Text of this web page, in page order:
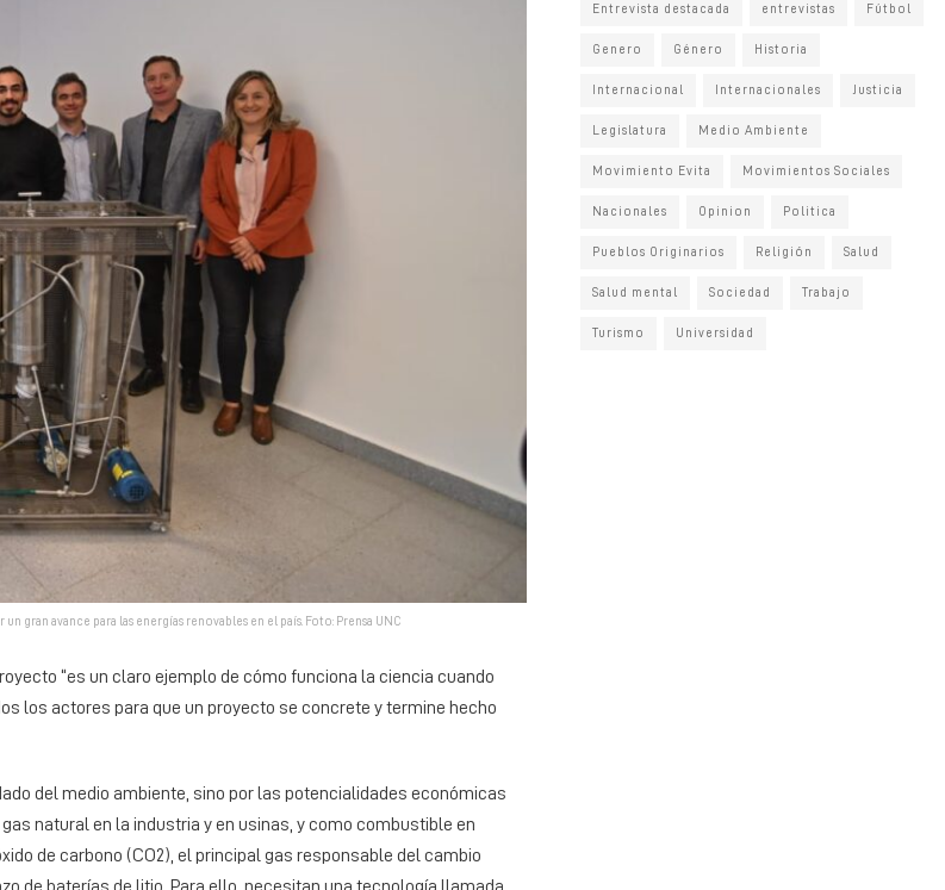
avance para las energías renovables en el país. Foto: Prensa UNC
“es un claro ejemplo de cómo funciona la ciencia cuando
los actores para que un proyecto se concrete y termine hecho
del medio ambiente, sino por las potencialidades económicas
natural en la industria y en usinas, y como combustible en
de carbono (CO2), el principal gas responsable del cambio
de baterías de litio. Para ello, necesitan una tecnología llamada
Entrevista destacada entrevistas Fútbol
Genero Género Historia
Internacional Internacionales Justicia
Legislatura Medio Ambiente
Movimiento Evita Movimientos Sociales
Nacionales Opinion Politica
Pueblos Originarios Religión Salud
Salud mental Sociedad Trabajo
Turismo Universidad